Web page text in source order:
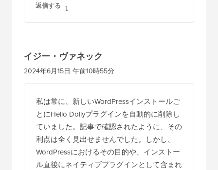
返信する
イジー・ヴァネック
2024年6月15日 午前10時55分
私は常に、新しいWordPressインストールご
とにHello Dollyプラグインを自動的に削除し
ていました。記事で確認されたように、その
利点は全く見出せませんでした。しかし、
WordPressにおけるその目的や、インストー
ル直後にネイティブプラグインとして含まれ